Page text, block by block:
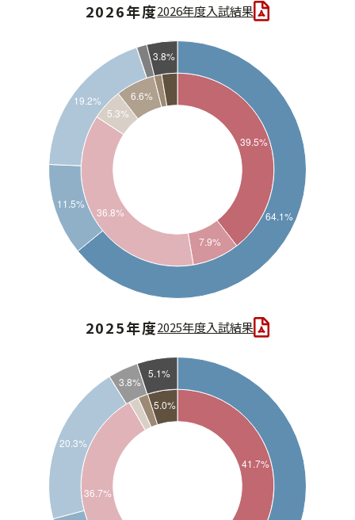
2026年度2026年度入試結果
2025年度2025年度入試結果